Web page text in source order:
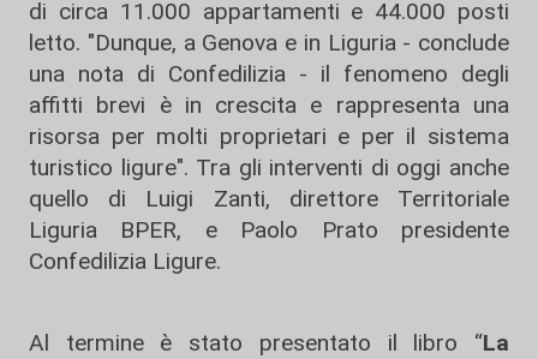
di circa 11.000 appartamenti e 44.000 posti
letto. "Dunque, a Genova e in Liguria - conclude
una nota di Confedilizia - il fenomeno degli
affitti brevi è in crescita e rappresenta una
risorsa per molti proprietari e per il sistema
turistico ligure". Tra gli interventi di oggi anche
quello di Luigi Zanti, direttore Territoriale
Liguria BPER, e Paolo Prato presidente
Confedilizia Ligure.
Al termine è stato presentato il libro “La